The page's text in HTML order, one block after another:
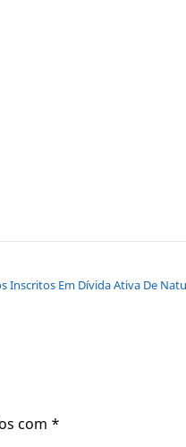
Inscritos Em Dívida Ativa De
com *